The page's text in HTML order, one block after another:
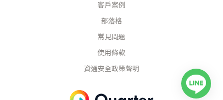
客戶案例
部落格
常見問題
使用條款
資通安全政策聲明